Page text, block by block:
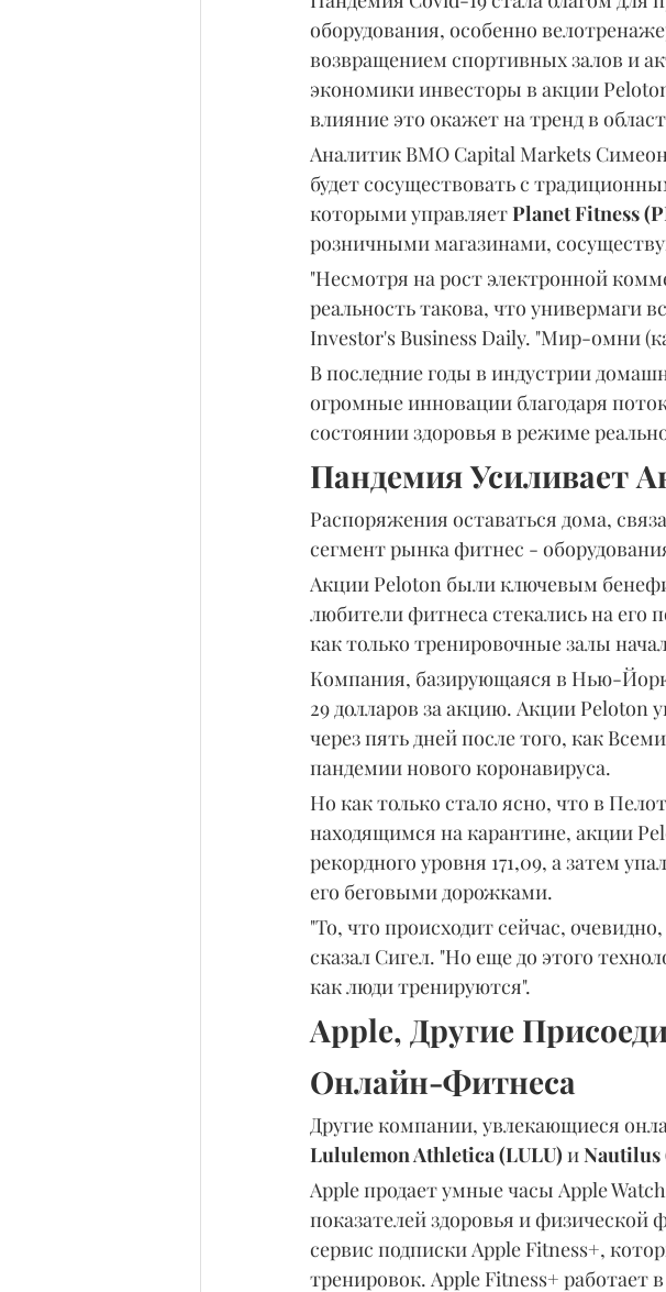
оборудования, особенно
возвращением спортивных залов и
экономики инвесторы в акции
влияние это окажет на тренд в
Аналитик BMO Capital Markets
будет сосуществовать с
которыми управляет Planet Fitness
розничными магазинами,
"Несмотря на рост электронной
реальность такова, что универмаги
Investor's Business Daily. "Мир-омни
В последние годы в индустрии
огромные инновации благодаря
состоянии здоровья в режиме
Пандемия Усиливает
Распоряжения оставаться дома,
сегмент рынка фитнес -
Акции Peloton были ключевым
любители фитнеса стекались на
как только тренировочные залы
Компания, базирующаяся в Нью-
29 долларов за акцию. Акции Peloton
через пять дней после того, как
пандемии нового коронавируса.
Но как только стало ясно, что в
находящимся на карантине, акции
рекордного уровня 171,09, а затем
его беговыми дорожками.
"То, что происходит сейчас,
сказал Сигел. "Но еще до этого
как люди тренируются".
Apple, Другие
Онлайн-Фитнеса
Другие компании, увлекающиеся
Lululemon Athletica (LULU) и Nautilus
Apple продает умные часы Apple
показателей здоровья и
сервис подписки Apple Fitness+,
тренировок. Apple Fitness+ работает